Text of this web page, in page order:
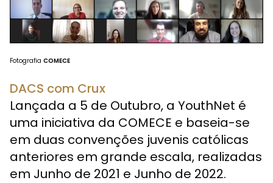
Fotografia COMECE
DACS com Crux
Lançada a 5 de Outubro, a YouthNet é
uma iniciativa da COMECE e baseia-se
em duas convenções juvenis católicas
anteriores em grande escala, realizadas
em Junho de 2021 e Junho de 2022.